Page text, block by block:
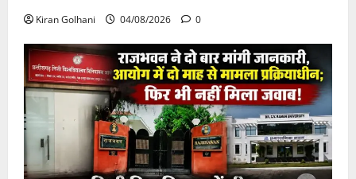
Kiran Golhani 04/08/2026 0